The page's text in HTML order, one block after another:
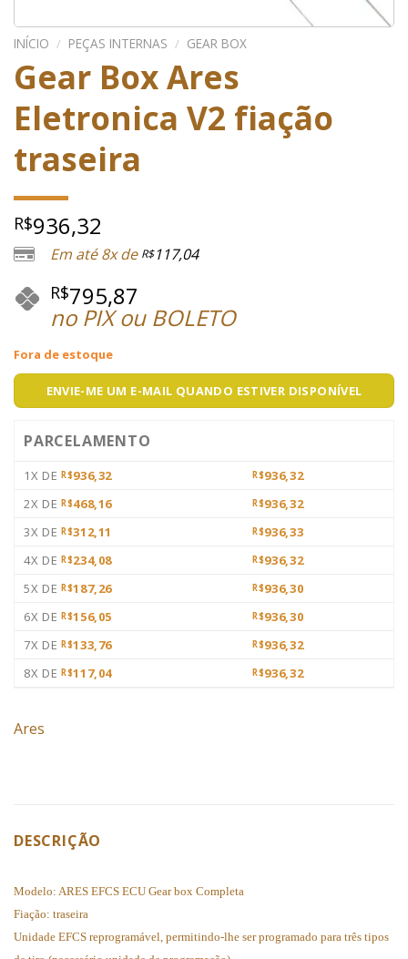
INÍCIO / PEÇAS INTERNAS / GEAR BOX
Gear Box Ares
Eletronica V2 fiação
traseira
R$936,32
Em até 8x de R$117,04
R$795,87
no PIX ou BOLETO
Fora de estoque
ENVIE-ME UM E-MAIL QUANDO ESTIVER DISPONÍVEL
PARCELAMENTO
1X DE R$936,32 R$936,32
2X DE R$468,16 R$936,32
3X DE R$312,11 R$936,33
4X DE R$234,08 R$936,32
5X DE R$187,26 R$936,30
6X DE R$156,05 R$936,30
7X DE R$133,76 R$936,32
8X DE R$117,04 R$936,32
Ares
DESCRIÇÃO
Modelo: ARES EFCS ECU Gear box Completa
Fiação: traseira
Unidade EFCS reprogramável, permitindo-lhe ser programado para três tipos